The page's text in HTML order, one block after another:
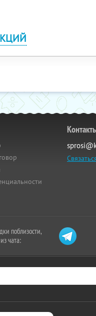
поблизости,
чата: